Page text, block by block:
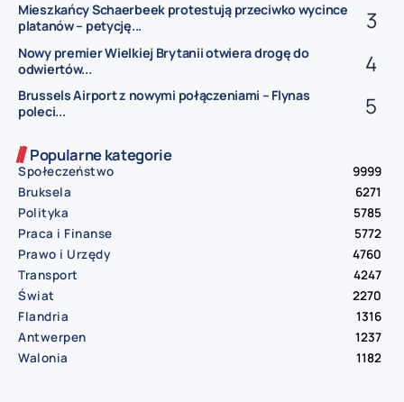
Mieszkańcy Schaerbeek protestują przeciwko wycince
platanów – petycję...
Nowy premier Wielkiej Brytanii otwiera drogę do
odwiertów...
Brussels Airport z nowymi połączeniami – Flynas
poleci...
Popularne kategorie
Społeczeństwo
9999
Bruksela
6271
Polityka
5785
Praca i Finanse
5772
Prawo i Urzędy
4760
Transport
4247
Świat
2270
Flandria
1316
Antwerpen
1237
Walonia
1182